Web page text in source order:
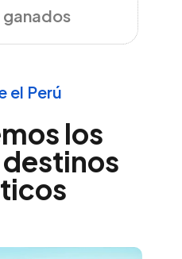
ganados
el Perú
los